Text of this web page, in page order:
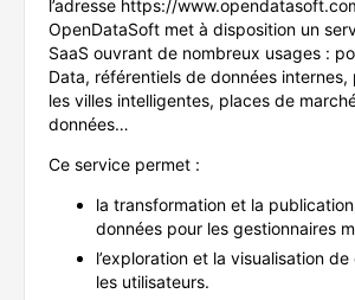
l’adresse https://
OpenDataSoft met à disposition un
SaaS ouvrant de nombreux usages :
Data, référentiels de données
les villes intelligentes, places de
données…
Ce service permet :
la transformation et la
données pour les gestionnaires
l’exploration et la visualisation
les utilisateurs.